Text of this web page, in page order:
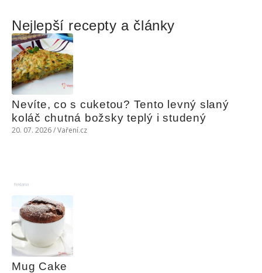
Nejlepší recepty a články
Nevíte, co s cuketou? Tento levný slaný
koláč chutná božsky teplý i studený
20. 07. 2026 / Vaření.cz
Reklama
Mug Cake